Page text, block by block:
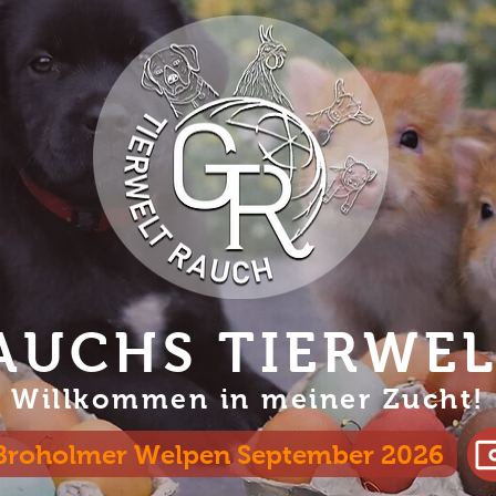
Willkommen in meiner Zucht!
Welpen September 2026